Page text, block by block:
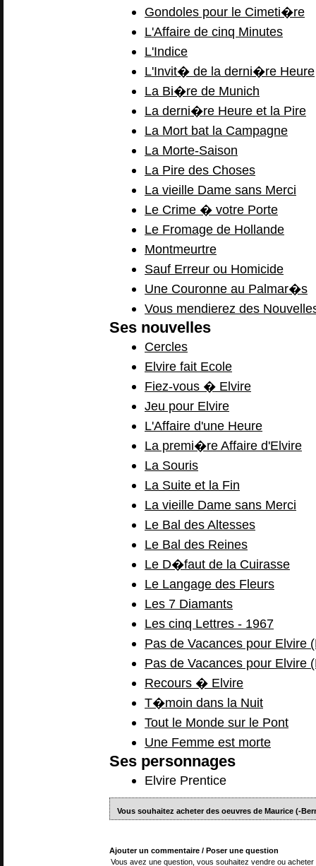
Gondoles pour le Cimeti�re
L'Affaire de cinq Minutes
L'Indice
L'Invit� de la derni�re Heure
La Bi�re de Munich
La derni�re Heure et la Pire
La Mort bat la Campagne
La Morte-Saison
La Pire des Choses
La vieille Dame sans Merci
Le Crime � votre Porte
Le Fromage de Hollande
Montmeurtre
Sauf Erreur ou Homicide
Une Couronne au Palmar�s
Vous mendierez des
Ses nouvelles
Cercles
Elvire fait Ecole
Fiez-vous � Elvire
Jeu pour Elvire
L'Affaire d'une Heure
La premi�re Affaire d'Elvire
La Souris
La Suite et la Fin
La vieille Dame sans Merci
Le Bal des Altesses
Le Bal des Reines
Le D�faut de la Cuirasse
Le Langage des Fleurs
Les 7 Diamants
Les cinq Lettres - 1967
Pas de Vacances pour Elvire
Pas de Vacances pour Elvire
Recours � Elvire
T�moin dans la Nuit
Tout le Monde sur le Pont
Une Femme est morte
Ses personnages
Elvire Prentice
Vous souhaitez acheter des oeuvres de Maurice (-
Ajouter un commentaire / Poser une question
Vous avez une question, vous souhaitez vendre ou